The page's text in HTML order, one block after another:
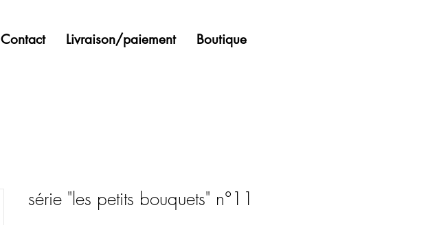
Contact Livraison/paiement Boutique
série "les petits bouquets" n°11